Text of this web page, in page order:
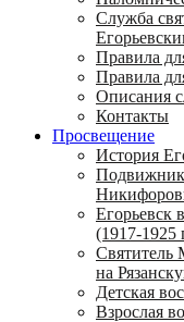
Служба
Правила
Правила
Описания
Контакты
Просвещение
История
Подвижник
Егорьевск
(1917-1925
Святитель
на
Детская
Взрослая